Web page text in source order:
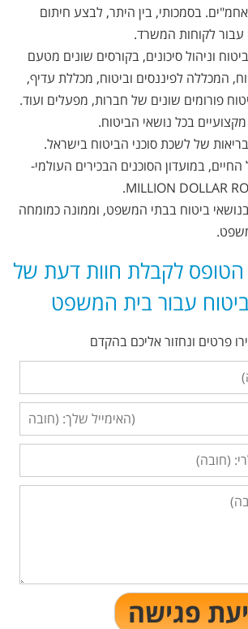
בסמכותי, בין היתר, לבצע חיתום
עבור לקוחות המשרד.
וניהול סיכונים, בקורסים שונים מטעם
המכללה לפיננסים וביטוח, מכללת עדיף,
פורומים שונים של חברות, מפעלים ועוד.
בכל נושאי הביטוח.
של לשכת סוכני הביטוח בישראל.
במועדון הסוכנים הבכירים העולמי-
MILLION DOLLAR
ביטוח בבתי המשפט, וממונה כמומחה
לקבלת חוות דעת של
עבור בית המשפט
פרטים ונחזור אליכם בהקדם